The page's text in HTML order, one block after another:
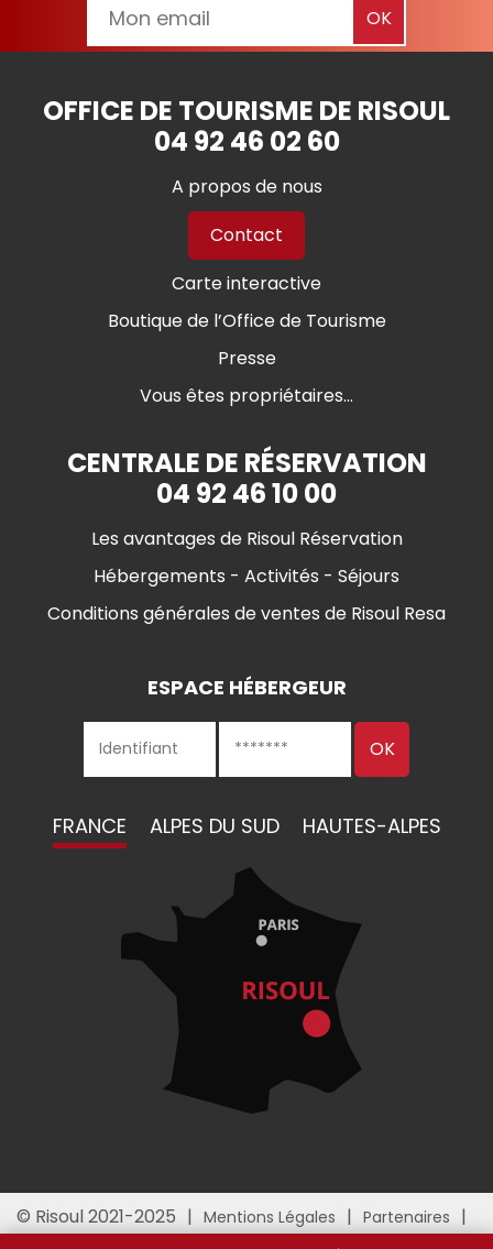
OFFICE DE TOURISME DE RISOUL
04 92 46 02 60
A propos de nous
Contact
Carte interactive
Boutique de l’Office de Tourisme
Presse
Vous êtes propriétaires...
CENTRALE DE RÉSERVATION
04 92 46 10 00
Les avantages de Risoul Réservation
Hébergements - Activités - Séjours
Conditions générales de ventes de Risoul Resa
ESPACE HÉBERGEUR
FRANCE ALPES DU SUD HAUTES-ALPES
© Risoul 2021-2025 Mentions Légales
Partenaires
Gestion des cookies